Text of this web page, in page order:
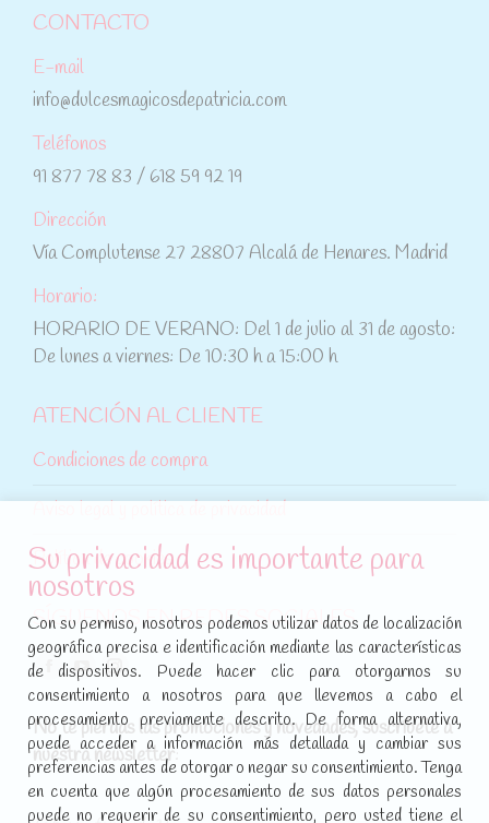
CONTACTO
E-mail
info@dulcesmagicosdepatricia.com
Teléfonos
91 877 78 83 / 618 59 92 19
Dirección
Vía Complutense 27 28807 Alcalá de Henares. Madrid
Horario:
HORARIO DE VERANO: Del 1 de julio al 31 de agosto:
De lunes a viernes: De 10:30 h a 15:00 h
ATENCIÓN AL CLIENTE
Condiciones de compra
Política de cookies
SÍGUENOS EN REDES SOCIALES
Encuéntranos en:
Facebook
page
opens
in
new
YouTube
page
opens
in
new
Instagram
page
opens
in
new
No te pierdas las promociones y novedades, suscríbete a
nuestra newsletter:
Su privacidad es importante para
nosotros
Con su permiso, nosotros podemos utilizar datos de localización
geográfica precisa e identificación mediante las características
de dispositivos. Puede hacer clic para otorgarnos su
consentimiento a nosotros para que llevemos a cabo el
procesamiento previamente descrito. De forma alternativa,
puede acceder a información más detallada y cambiar sus
preferencias antes de otorgar o negar su consentimiento. Tenga
en cuenta que algún procesamiento de sus datos personales
puede no requerir de su consentimiento, pero usted tiene el